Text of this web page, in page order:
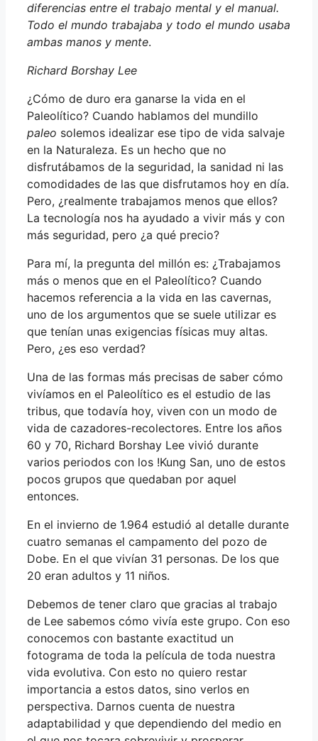
diferencias entre el trabajo mental y el manual.
Todo el mundo trabajaba y todo el mundo usaba
ambas manos y mente.
Richard Borshay Lee
¿Cómo de duro era ganarse la vida en el
Paleolítico? Cuando hablamos del mundillo
paleo solemos idealizar ese tipo de vida salvaje
en la Naturaleza. Es un hecho que no
disfrutábamos de la seguridad, la sanidad ni las
comodidades de las que disfrutamos hoy en día.
Pero, ¿realmente trabajamos menos que ellos?
La tecnología nos ha ayudado a vivir más y con
más seguridad, pero ¿a qué precio?
Para mí, la pregunta del millón es: ¿Trabajamos
más o menos que en el Paleolítico? Cuando
hacemos referencia a la vida en las cavernas,
uno de los argumentos que se suele utilizar es
que tenían unas exigencias físicas muy altas.
Pero, ¿es eso verdad?
Una de las formas más precisas de saber cómo
vivíamos en el Paleolítico es el estudio de las
tribus, que todavía hoy, viven con un modo de
vida de cazadores-recolectores. Entre los años
60 y 70, Richard Borshay Lee vivió durante
varios periodos con los !Kung San, uno de estos
pocos grupos que quedaban por aquel
entonces.
En el invierno de 1.964 estudió al detalle durante
cuatro semanas el campamento del pozo de
Dobe. En el que vivían 31 personas. De los que
20 eran adultos y 11 niños.
Debemos de tener claro que gracias al trabajo
de Lee sabemos cómo vivía este grupo. Con eso
conocemos con bastante exactitud un
fotograma de toda la película de toda nuestra
vida evolutiva. Con esto no quiero restar
importancia a estos datos, sino verlos en
perspectiva. Darnos cuenta de nuestra
adaptabilidad y que dependiendo del medio en